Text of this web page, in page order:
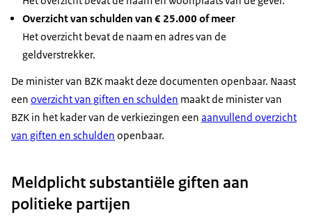
Overzicht van schulden van € 25.000 of meer
Het overzicht bevat de naam en adres van de
geldverstrekker.
De minister van BZK maakt deze documenten openbaar. Naast
een overzicht van giften en schulden maakt de minister van
BZK in het kader van de verkiezingen een aanvullend overzicht
van giften en schulden openbaar.
Meldplicht substantiële giften aan
politieke partijen